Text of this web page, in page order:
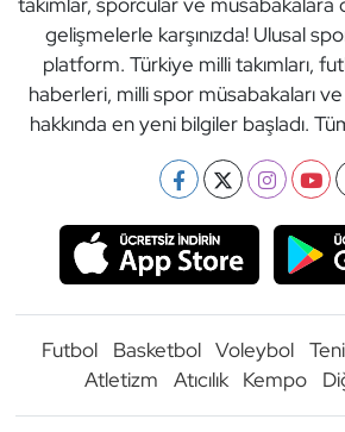
gelişmelerle karşınızda! Ulusal
platform. Türkiye milli takımları,
haberleri, milli spor müsabakaları
hakkında en yeni bilgiler başladı.
Futbol Basketbol Voleybol
Atletizm
Atıcılık Kempo